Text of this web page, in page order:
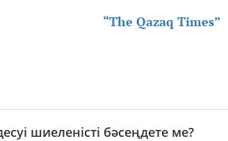
“The Qazaq Times”
шиеленісті бәсеңдете ме?